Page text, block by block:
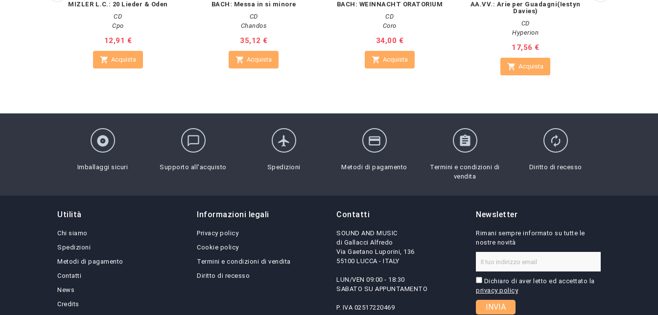
MIZLER L.C.: 20 Lieder & Oden
CD
Cpo
Prezzo
12,91 €
 Acquista
BACH: Messa in si minore
CD
Chandos
Prezzo
35,12 €
 Acquista
BACH: WEINNACHT ORATORIUM
CD
Coro
Prezzo
34,00 €
 Acquista
AA.VV.: Arie per Guadagni(Iestyn
Davies)
CD
Hyperion
Prezzo
17,56 €
 Acquista
album
Imballaggi sicuri
chat_bubble_outline
Supporto all'acquisto
flight
Spedizioni
credit_card
Metodi di pagamento
assignment
Termini e condizioni di
vendita
autorenew
Diritto di recesso
Utilità
Chi siamo
Spedizioni
Metodi di pagamento
Contatti
News
Credits
Informazioni legali
Privacy policy
Cookie policy
Termini e condizioni di vendita
Diritto di recesso
Contatti
SOUND AND MUSIC
di Gallacci Alfredo
Via Gaetano Luporini, 136
55100 LUCCA - ITALY
LUN/VEN 09:00 - 18:30
SABATO SU APPUNTAMENTO
P. IVA 02517220469
Newsletter
Rimani sempre informato su tutte le
nostre novità
Dichiaro di aver letto ed accettato la
privacy policy
INVIA